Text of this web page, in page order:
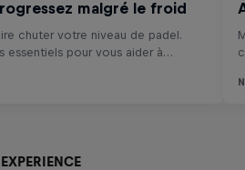
EXPERIENCE